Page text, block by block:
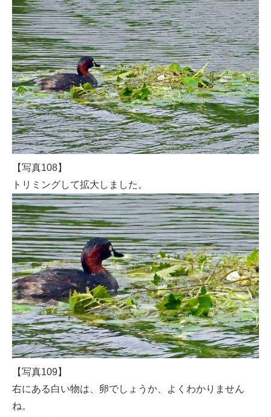
【写真108】
トリミングして拡大しました。
【写真109】
右にある白い物は、卵でしょうか、よくわかりません
ね。